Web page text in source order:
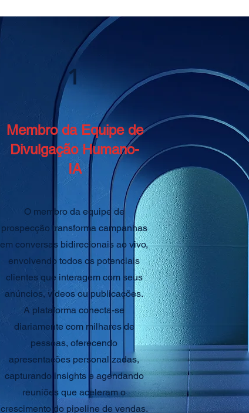
1
Membro da Equipe de
Divulgação Humano-
IA
O membro da equipe de
prospecção transforma campanhas
em conversas bidirecionais ao vivo,
envolvendo todos os potenciais
clientes que interagem com seus
anúncios, vídeos ou publicações.
A plataforma conecta-se
diariamente com milhares de
pessoas, oferecendo
apresentações personalizadas,
capturando insights e agendando
reuniões que aceleram o
crescimento do pipeline de vendas.